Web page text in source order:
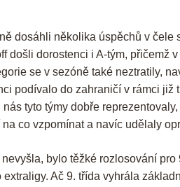
dosáhli několika úspěchů v čele
došli dorostenci i A-tým, přičemž
se v sezóně také neztratily,
podívalo do zahraničí v rámci již
tyto týmy dobře
co vzpomínat a navíc udělaly
bylo těžké rozlosování
Ač 9. třída vyhrála